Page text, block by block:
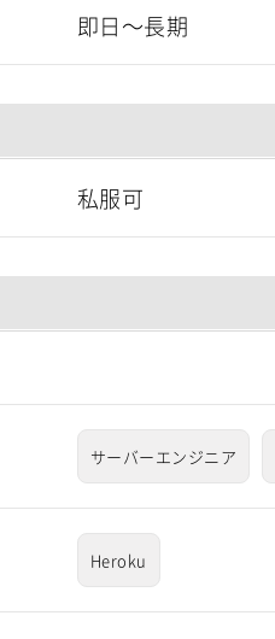
即日～長期
私服可
サーバーエンジニア
Heroku